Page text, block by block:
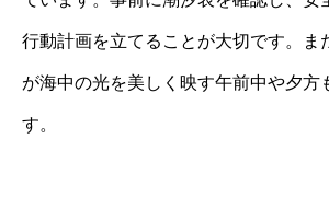
行動計画を立てることが大切です。ま
が海中の光を美しく映す午前中や夕方
す。